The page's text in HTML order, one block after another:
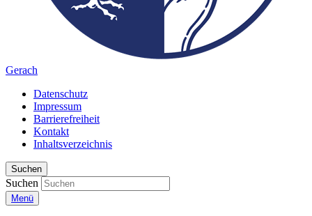
Gerach
Datenschutz
Impressum
Barrierefreiheit
Kontakt
Inhaltsverzeichnis
Suchen
Suchen
Menü